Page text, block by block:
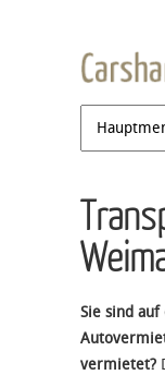
Sie sind auf
vermietet?